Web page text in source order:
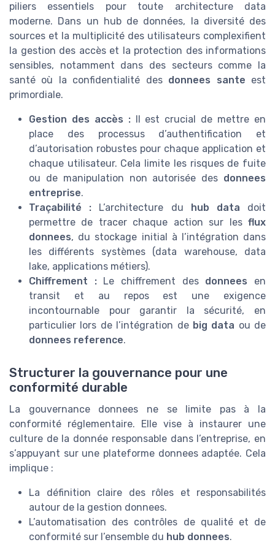
piliers essentiels pour toute architecture data
moderne. Dans un hub de données, la diversité des
sources et la multiplicité des utilisateurs complexifient
la gestion des accès et la protection des informations
sensibles, notamment dans des secteurs comme la
santé où la confidentialité des donnees sante est
primordiale.
Gestion des accès :Il est crucial de mettre en
place des processus d’authentification et
d’autorisation robustes pour chaque application et
chaque utilisateur. Cela limite les risques de fuite
ou de manipulation non autorisée des donnees
entreprise.
Traçabilité : L’architecture du hub data doit
permettre de tracer chaque action sur les flux
donnees, du stockage initial à l’intégration dans
les différents systèmes (data warehouse, data
lake, applications métiers).
Chiffrement :Le chiffrement des donnees en
transit et au repos est une exigence
incontournable pour garantir la sécurité, en
particulier lors de l’intégration de big data ou de
donnees reference.
Structurer la gouvernance pour une
conformité durable
La gouvernance donnees ne se limite pas à la
conformité réglementaire. Elle vise à instaurer une
culture de la donnée responsable dans l’entreprise, en
s’appuyant sur une plateforme donnees adaptée. Cela
implique :
La définition claire des rôles et responsabilités
autour de la gestion donnees.
L’automatisation des contrôles de qualité et de
conformité sur l’ensemble du hub donnees.